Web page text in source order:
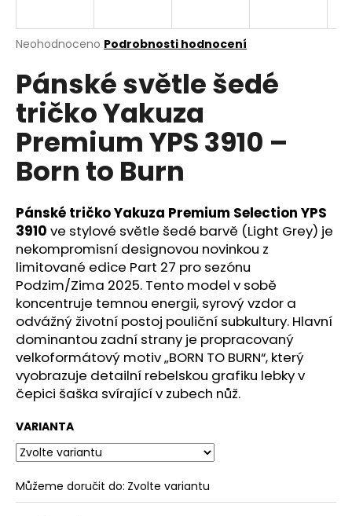
Průměrné
produktu
je
0,0
z
5
hvězdiček.
Neohodnoceno Podrobnosti hodnocení
Pánské světle šedé
tričko Yakuza
Premium YPS 3910 –
Born to Burn
Pánské tričko Yakuza Premium Selection YPS
3910 ve stylové světle šedé barvě (Light Grey) je
nekompromisní designovou novinkou z
limitované edice Part 27 pro sezónu
Podzim/Zima 2025. Tento model v sobě
koncentruje temnou energii, syrový vzdor a
odvážný životní postoj pouliční subkultury. Hlavní
dominantou zadní strany je propracovaný
velkoformátový motiv „BORN TO BURN“, který
vyobrazuje detailní rebelskou grafiku lebky v
čepici šaška svírající v zubech nůž.
VARIANTA
Můžeme doručit do: Zvolte variantu
j
t
?
HLEDAT
D
o
p
o
r
u
č
u
j
m
e
PÁNSKÉ
TMAVĚ